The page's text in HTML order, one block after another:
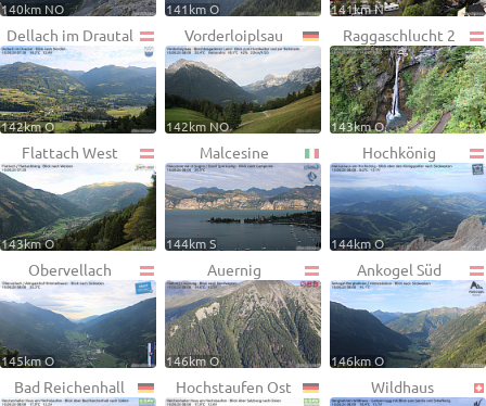
140km NO 141km O 141km N
Dellach im Drautal
142km O
Vorderloiplsau
142km NO
Raggaschlucht 2
143km O
Flattach West
143km O
Malcesine
144km S
Hochkönig
144km O
Obervellach
145km O
Auernig
146km O
Ankogel Süd
146km O
Bad Reichenhall Hochstaufen Ost Wildhaus